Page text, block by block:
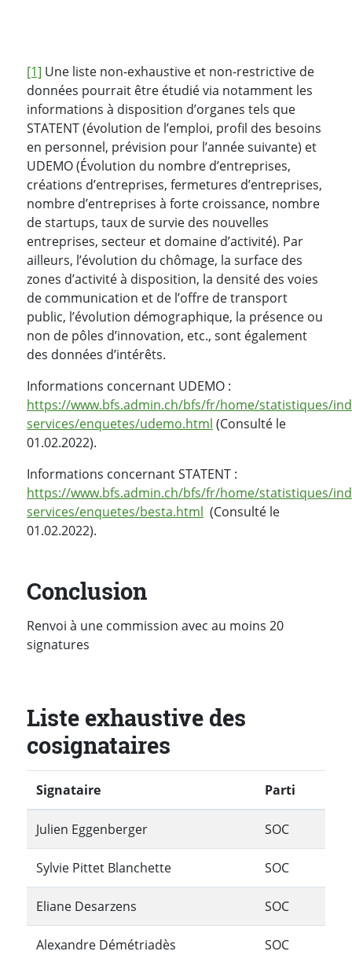
[1] Une liste non-exhaustive et non-restrictive de
données pourrait être étudié via notamment les
informations à disposition d’organes tels que
STATENT (évolution de l’emploi, profil des besoins
en personnel, prévision pour l’année suivante) et
UDEMO (Évolution du nombre d’entreprises,
créations d’entreprises, fermetures d’entreprises,
nombre d’entreprises à forte croissance, nombre
de startups, taux de survie des nouvelles
entreprises, secteur et domaine d’activité). Par
ailleurs, l’évolution du chômage, la surface des
zones d’activité à disposition, la densité des voies
de communication et de l’offre de transport
public, l’évolution démographique, la présence ou
non de pôles d’innovation, etc., sont également
des données d’intérêts.
Informations concernant UDEMO :
https://www.bfs.admin.ch/bfs/fr/home/statistiques/
services/enquetes/udemo.html (Consulté le
01.02.2022).
Informations concernant STATENT :
https://www.bfs.admin.ch/bfs/fr/home/statistiques/
services/enquetes/besta.html (Consulté le
01.02.2022).
Conclusion
Renvoi à une commission avec au moins 20
signatures
Liste exhaustive des
cosignataires
Signataire Parti
Julien Eggenberger SOC
Sylvie Pittet Blanchette SOC
Eliane Desarzens SOC
Alexandre Démétriadès SOC